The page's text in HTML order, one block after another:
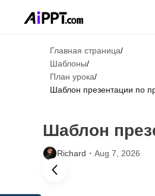
Главная страница/
Шаблоны/
План урока/
Шаблон презентации по
Шаблон
Richard・ Aug 7, 2026